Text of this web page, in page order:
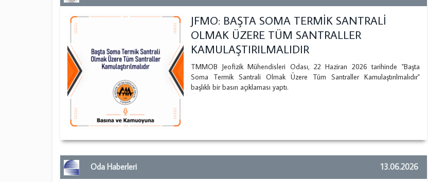
JFMO: BAŞTA SOMA TERMİK SANTRALİ
OLMAK ÜZERE TÜM SANTRALLER
KAMULAŞTIRILMALIDIR
TMMOB Jeofizik Mühendisleri Odası, 22 Haziran 2026 tarihinde "Başta
Soma Termik Santrali Olmak Üzere Tüm Santraller Kamulaştırılmalıdır"
başlıklı bir basın açıklaması yaptı.
Oda Haberleri 13.06.2026